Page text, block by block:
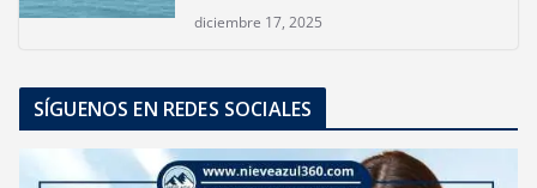
diciembre 17, 2025
SÍGUENOS EN REDES SOCIALES